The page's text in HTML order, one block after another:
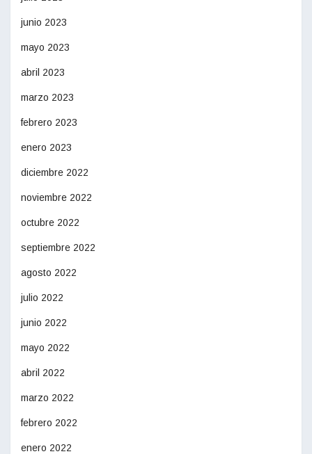
junio 2023
mayo 2023
abril 2023
marzo 2023
febrero 2023
enero 2023
diciembre 2022
noviembre 2022
octubre 2022
septiembre 2022
agosto 2022
julio 2022
junio 2022
mayo 2022
abril 2022
marzo 2022
febrero 2022
enero 2022